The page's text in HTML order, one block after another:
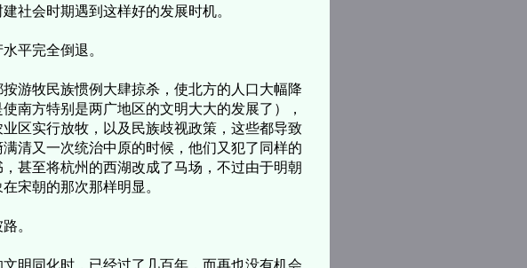
社会时期遇到这样好的发展时机。
平完全倒退。
牧民族惯例大肆掠杀，使北方的人口大幅降
南方特别是两广地区的文明大大的发展了），
区实行放牧，以及民族歧视政策，这些都导致
清又一次统治中原的时候，他们又犯了同样的
甚至将杭州的西湖改成了马场，不过由于明朝
宋朝的那次那样明显。
。
同化时，已经过了几百年，而再也没有机会